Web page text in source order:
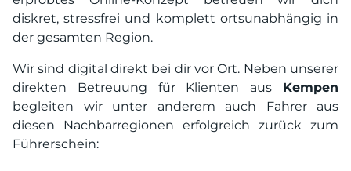
diskret, stressfrei und komplett ortsunabhängig in
der gesamten Region.
Wir sind digital direkt bei dir vor Ort. Neben unserer
direkten Betreuung für Klienten aus Kempen
begleiten wir unter anderem auch Fahrer aus
diesen Nachbarregionen erfolgreich zurück zum
Führerschein: